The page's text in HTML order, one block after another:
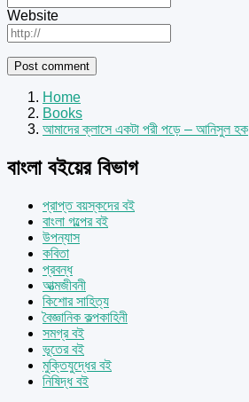
Website
Home
Books
আমাদের ক্লাসে একটা পরী পড়ে – আনিসুল হক
বাংলা বইয়ের বিভাগ
প্রাপ্ত বয়স্কদের বই
বাংলা গল্পের বই
উপন্যাস
কবিতা
প্রবন্ধ
আত্মজীবনী
কিশোর সাহিত্য
বৈজ্ঞানিক কল্পকাহিনী
সমগ্র বই
ভূতের বই
মুক্তিযুদ্ধের বই
নিষিদ্ধ বই